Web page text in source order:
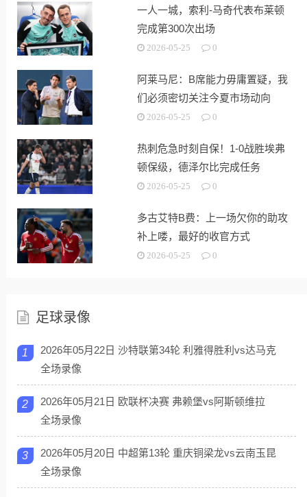
一人一城，索利-马奇代表布莱顿
完成第300次出场
2026-05-25 0
阿莱马尼：B席能力毋庸置疑，我
们必须密切关注今夏市场动向
2026-05-25 0
热刺危急时刻自保！1-0战胜埃弗
顿保级，德泽尔比完成任务
2026-05-25 0
多古艾特B费：上一场欠你的助攻
补上喽，最好的收官方式
2026-05-25 0
足球录像
1
2026年05月22日 沙特联第34轮 利雅得胜利vs达马克
全场录像
2
2026年05月21日 欧联杯决赛 弗赖堡vs阿斯顿维拉
全场录像
3
2026年05月20日 中超第13轮 重庆铜梁龙vs云南玉昆
全场录像